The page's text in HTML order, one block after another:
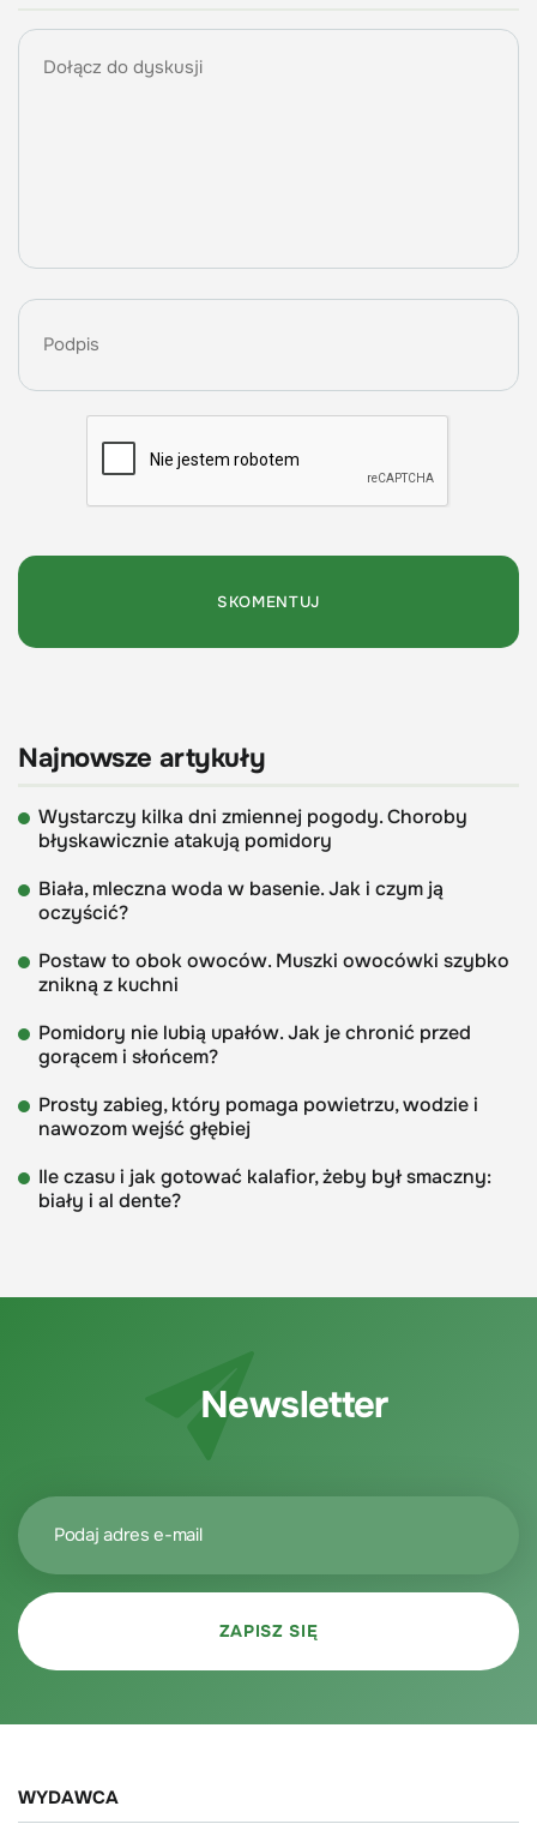
Najnowsze artykuły
Wystarczy kilka dni zmiennej pogody. Choroby
błyskawicznie atakują pomidory
Biała, mleczna woda w basenie. Jak i czym ją
oczyścić?
Postaw to obok owoców. Muszki owocówki szybko
znikną z kuchni
Pomidory nie lubią upałów. Jak je chronić przed
gorącem i słońcem?
Prosty zabieg, który pomaga powietrzu, wodzie i
nawozom wejść głębiej
Ile czasu i jak gotować kalafior, żeby był smaczny:
biały i al dente?
Newsletter
WYDAWCA